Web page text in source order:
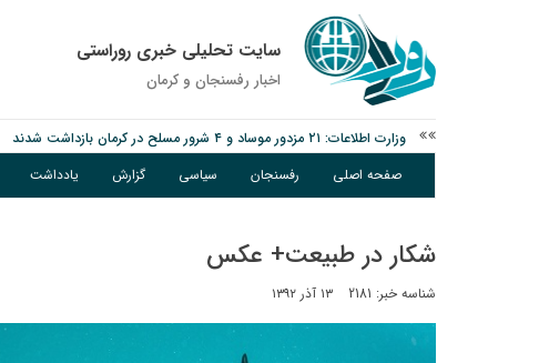
سایت تحلیلی خبری روراستی
اخبار رفسنجان و كرمان
وزارت اطلاعات: ۲۱ مزدور موساد و ۴ شرور مسلح در کرمان بازداشت شدند
توقیف خودروی حامل چوب جنگلی تاغ در رفسنجان
نانوایی های نوق زیر ذره بین معاون توسعه
صفحه اصلی رفسنجان سیاسی گزارش یادداشت
شکار در طبیعت+ عکس
شناسه خبر: 2181 ۱۳ آذر ۱۳۹۲